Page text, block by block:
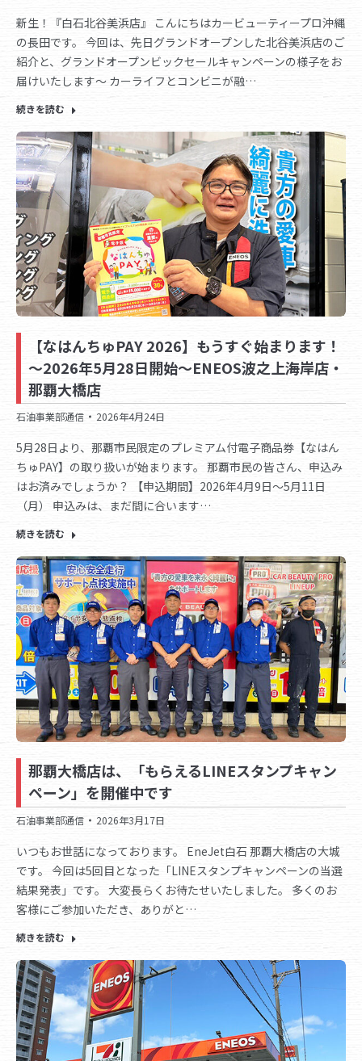
新生！『白石北谷美浜店』 こんにちはカービューティープロ沖縄
の長田です。 今回は、先日グランドオープンした北谷美浜店のご
紹介と、グランドオープンビックセールキャンペーンの様子をお
届けいたします～ カーライフとコンビニが融…
続きを読む
【なはんちゅPAY 2026】もうすぐ始まります！
～2026年5月28日開始～ENEOS波之上海岸店・
那覇大橋店
石油事業部通信 2026年4月24日
5月28日より、那覇市民限定のプレミアム付電子商品券【なはん
ちゅPAY】の取り扱いが始まります。 那覇市民の皆さん、申込み
はお済みでしょうか？ 【申込期間】2026年4月9日～5月11日
（月） 申込みは、まだ間に合います…
続きを読む
那覇大橋店は、「もらえるLINEスタンプキャン
ペーン」を開催中です
石油事業部通信 2026年3月17日
いつもお世話になっております。 EneJet白石 那覇大橋店の大城
です。 今回は5回目となった「LINEスタンプキャンペーンの当選
結果発表」です。 大変長らくお待たせいたしました。 多くのお
客様にご参加いただき、ありがと…
続きを読む